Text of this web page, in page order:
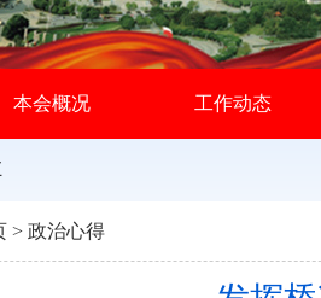
本会概况 工作动态
> 政治心得